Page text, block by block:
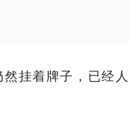
挂着牌子，已经人